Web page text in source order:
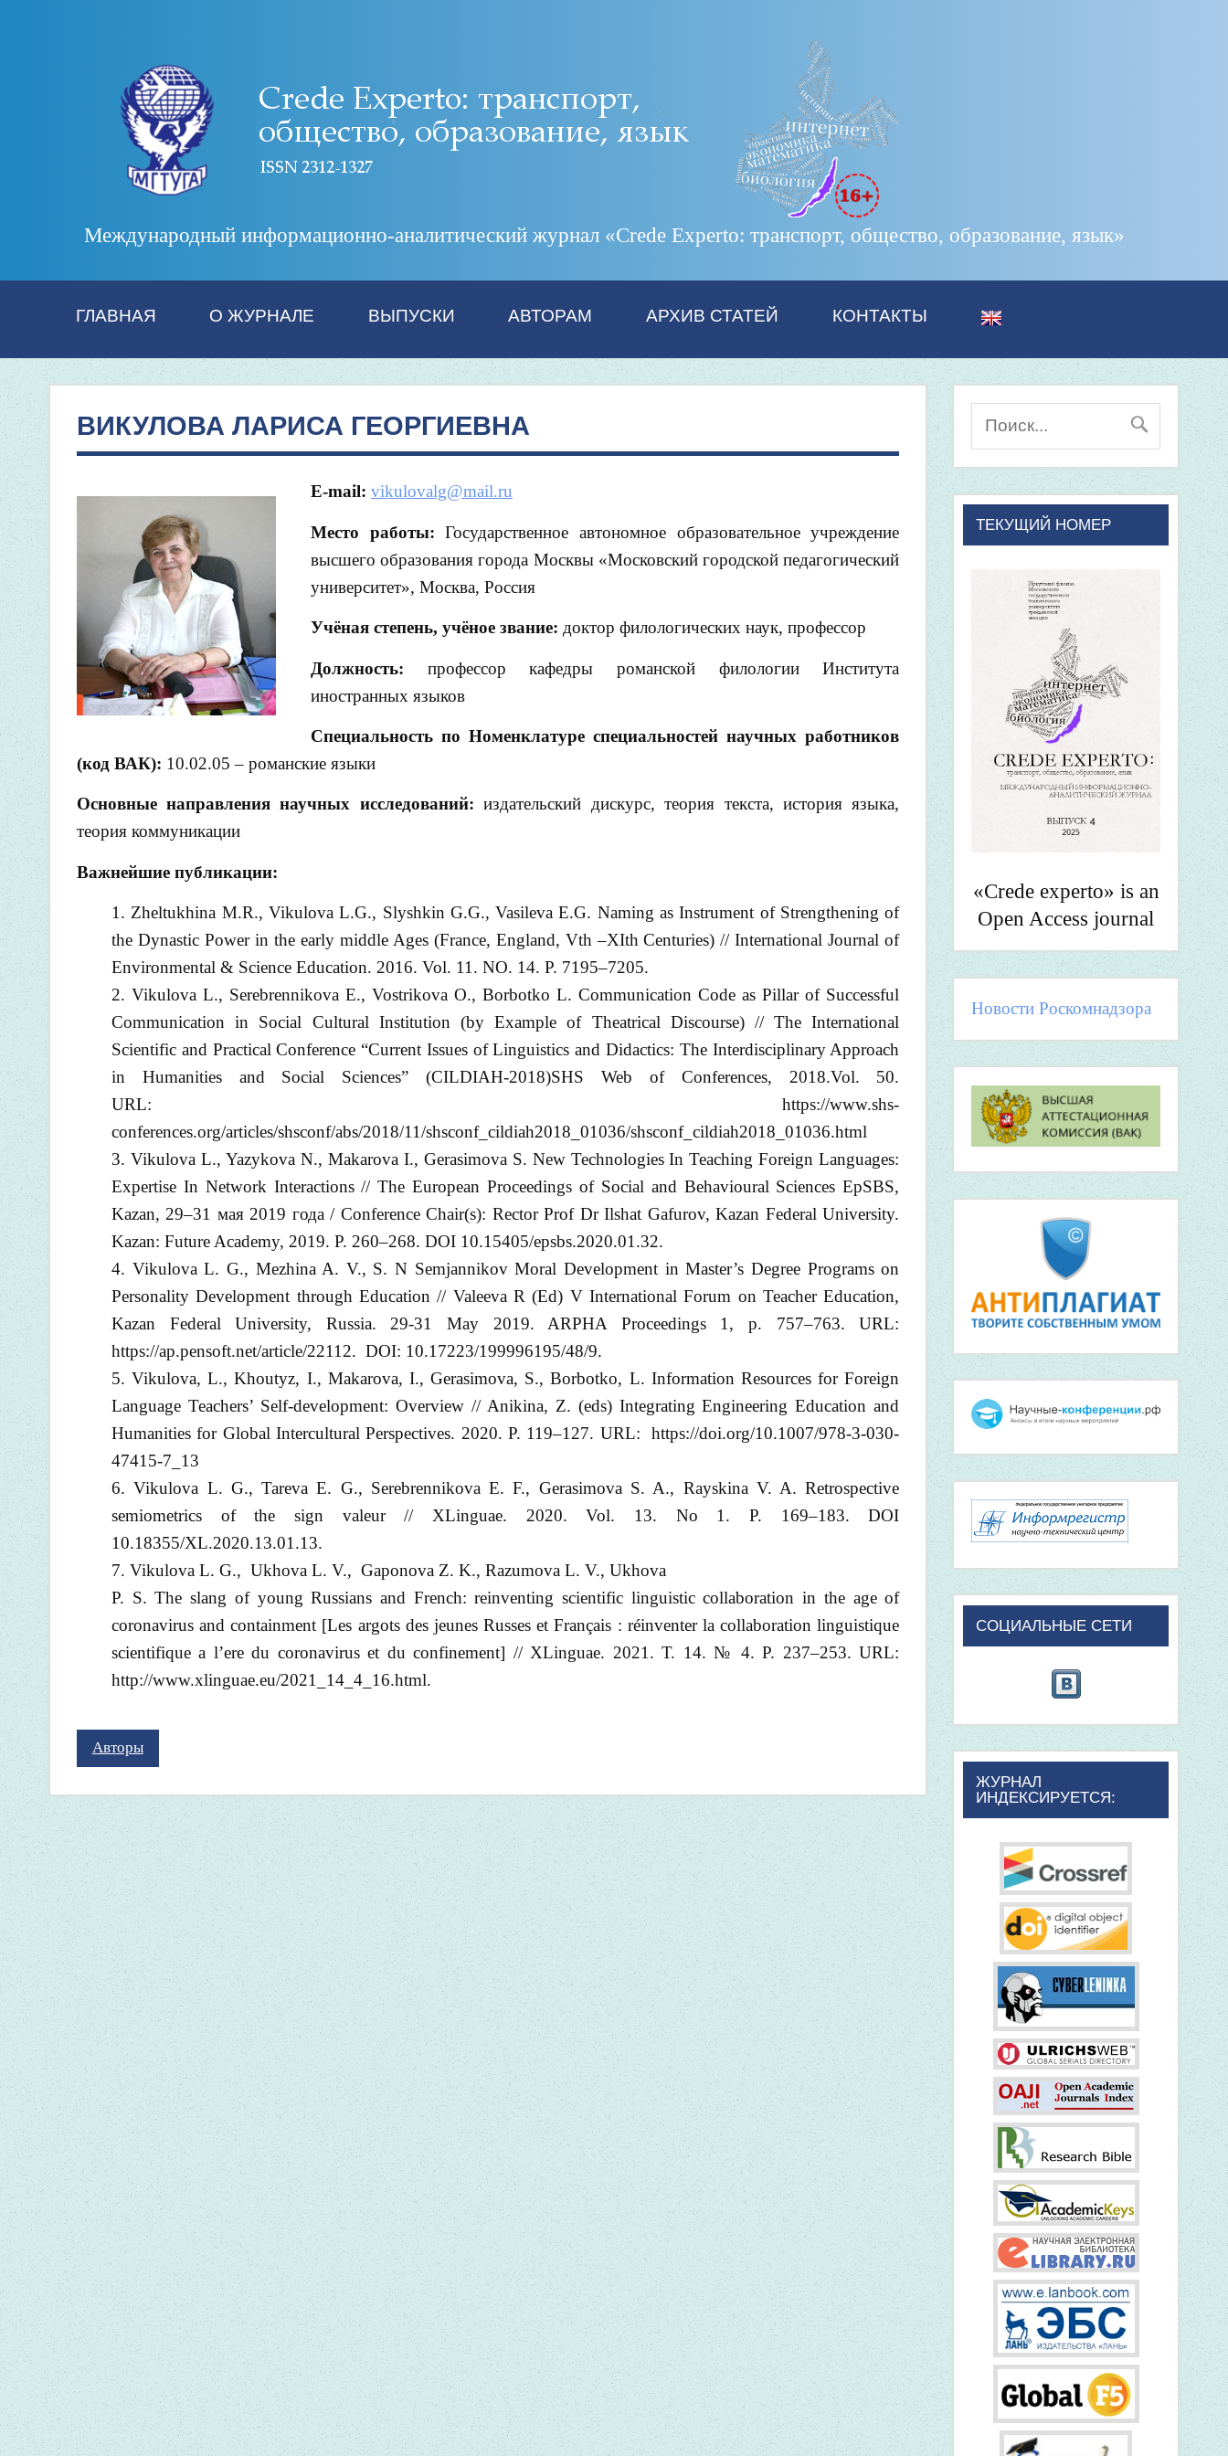
Международный информационно-аналитический журнал «Crede Experto: транспорт, общество, образование, язык»
ГЛАВНАЯ О ЖУРНАЛЕ ВЫПУСКИ АВТОРАМ АРХИВ СТАТЕЙ КОНТАКТЫ
ВИКУЛОВА ЛАРИСА ГЕОРГИЕВНА
E-mail: vikulovalg@mail.ru
Место работы: Государственное автономное образовательное учреждение
высшего образования города Москвы «Московский городской педагогический
университет», Москва, Россия
Учёная степень, учёное звание: доктор филологических наук, профессор
Должность: профессор кафедры романской филологии Института
иностранных языков
Специальность по Номенклатуре специальностей научных работников
(код ВАК): 10.02.05 – романские языки
Основные направления научных исследований: издательский дискурс, теория текста, история языка,
теория коммуникации
Важнейшие публикации:
Zheltukhina M.R., Vikulova L.G., Slyshkin G.G., Vasileva E.G. Naming as Instrument of Strengthening of
the Dynastic Power in the early middle Ages (France, England, Vth –XIth Centuries) // International Journal of
Environmental & Science Education. 2016. Vol. 11. NO. 14. P. 7195–7205.
2. Vikulova L., Serebrennikova E., Vostrikova O., Borbotko L. Communication Code as Pillar of Successful
Communication in Social Cultural Institution (by Example of Theatrical Discourse) // The International
Scientific and Practical Conference “Current Issues of Linguistics and Didactics: The Interdisciplinary Approach
in Humanities and Social Sciences” (CILDIAH-2018)SHS Web of Conferences, 2018.Vol. 50.
URL: https://www.shs-
conferences.org/articles/shsconf/abs/2018/11/shsconf_cildiah2018_01036/shsconf_cildiah2018_01036.html
3. Vikulova L., Yazykova N., Makarova I., Gerasimova S. New Technologies In Teaching Foreign Languages:
Expertise In Network Interactions // The European Proceedings of Social and Behavioural Sciences EpSBS,
Kazan, 29–31 мая 2019 года / Conference Chair(s): Rector Prof Dr Ilshat Gafurov, Kazan Federal University.
Kazan: Future Academy, 2019. P. 260–268. DOI 10.15405/epsbs.2020.01.32.
4. Vikulova L. G., Mezhina A. V., S. N Semjannikov Moral Development in Master’s Degree Programs on
Personality Development through Education // Valeeva R (Ed) V International Forum on Teacher Education,
Kazan Federal University, Russia. 29-31 May 2019. ARPHA Proceedings 1, p. 757–763. URL:
https://ap.pensoft.net/article/22112. DOI: 10.17223/199996195/48/9.
5. Vikulova, L., Khoutyz, I., Makarova, I., Gerasimova, S., Borbotko, L. Information Resources for Foreign
Language Teachers’ Self-development: Overview // Anikina, Z. (eds) Integrating Engineering Education and
Humanities for Global Intercultural Perspectives. 2020. P. 119–127. URL: https://doi.org/10.1007/978-3-030-
47415-7_13
6. Vikulova L. G., Tareva E. G., Serebrennikova E. F., Gerasimova S. A., Rayskina V. A. Retrospective
semiometrics of the sign valeur // XLinguae. 2020. Vol. 13. No 1. P. 169–183. DOI
10.18355/XL.2020.13.01.13.
7. Vikulova L. G., Ukhova L. V., Gaponova Z. K., Razumova L. V., Ukhova
P. S. The slang of young Russians and French: reinventing scientific linguistic collaboration in the age of
coronavirus and containment [Les argots des jeunes Russes et Français : réinventer la collaboration linguistique
scientifique a l’ere du coronavirus et du confinement] // XLinguae. 2021. Т. 14. № 4. Р. 237–253. URL:
http://www.xlinguae.eu/2021_14_4_16.html.
Авторы
ТЕКУЩИЙ НОМЕР
«Crede experto» is an
Open Access journal
Новости Роскомнадзора
СОЦИАЛЬНЫЕ СЕТИ
ЖУРНАЛ
ИНДЕКСИРУЕТСЯ: